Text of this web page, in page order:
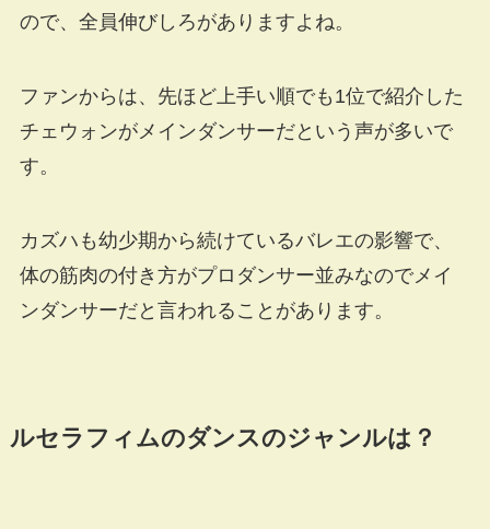
ので、全員伸びしろがありますよね。
ファンからは、先ほど上手い順でも1位で紹介した
チェウォンがメインダンサーだという声が多いで
す。
カズハも幼少期から続けているバレエの影響で、
体の筋肉の付き方がプロダンサー並みなのでメイ
ンダンサーだと言われることがあります。
ルセラフィムのダンスのジャンルは？